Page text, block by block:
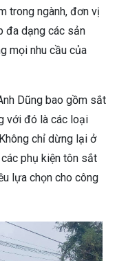
trong ngành, đơn vị
đa dạng các sản
mọi nhu cầu của
Dũng bao gồm sắt
với đó là các loại
chỉ dừng lại ở
phụ kiện tôn sắt
lựa chọn cho công